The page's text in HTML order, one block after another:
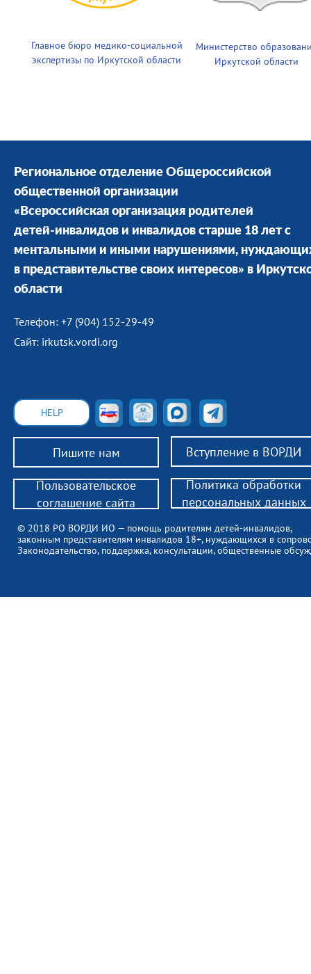
Главное бюро медико-социальной
экспертизы по Иркутской области
Министерство
Иркутской области
Региональное отделение Общероссийской
общественной организации
«Всероссийская организация родителей
детей-инвалидов и инвалидов старше 18 лет с
ментальными и иными нарушениями,
в представительстве своих интересов» в
области
Телефон: +7 (904) 152-29-49
Сайт: irkutsk.vordi.org
Пишите нам Вступление в ВОРДИ
© 2018 РО ВОРДИ ИО — помощь родителям детей-инвалидов,
законным представителям инвалидов 18+, нуждающихся в
Законодательство, поддержка, консультации, общественные
HELP
Пользовательское
соглашение сайта
Политика обработки
персональных данных